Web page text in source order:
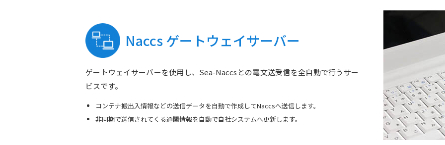
Naccs ゲートウェイサーバー
ゲートウェイサーバーを使用し、Sea-Naccsとの電文送受信を全自動で行うサー
ビスです。
コンテナ搬出入情報などの送信データを自動で作成してNaccsへ送信します。
非同期で送信されてくる通関情報を自動で自社システムへ更新します。